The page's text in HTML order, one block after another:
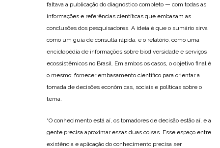
faltava a publicação do diagnóstico completo — com todas as
informações e referências científicas que embasam as
conclusões dos pesquisadores. A ideia é que o sumário sirva
como um guia de consulta rápida, e o relatório, como uma
enciclopédia de informações sobre biodiversidade e serviços
ecossistêmicos no Brasil. Em ambos os casos, o objetivo final é
o mesmo: fornecer embasamento científico para orientar a
tomada de decisões econômicas, sociais e políticas sobre o
tema.
“O conhecimento está aí, os tomadores de decisão estão aí, e a
gente precisa aproximar essas duas coisas. Esse espaço entre
existência e aplicação do conhecimento precisa ser